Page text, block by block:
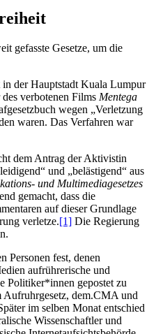
gefasste Gesetze, um die
der Hauptstadt Kuala Lumpur
verbotenen Films Mentega
wegen „Verletzung
waren. Das Verfahren war
dem Antrag der Aktivistin
und „belästigend“ aus
und Multimediagesetzes
gemacht, dass die
auf dieser Grundlage
verletze.[1] Die Regierung
Personen fest, denen
aufrührerische und
Politiker*innen gepostet zu
Aufruhrgesetz, dem.CMA und
im selben Monat entschied
Wissenschaftler und